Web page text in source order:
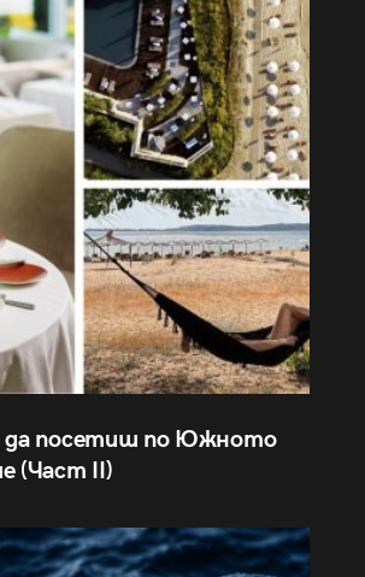
да посетиш по Южното
(Част II)